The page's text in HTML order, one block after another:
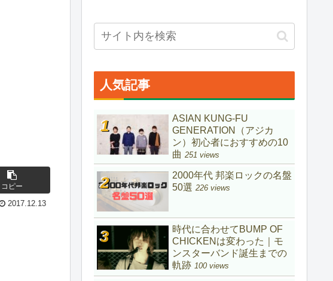
コピー
2017.12.13
人気記事
ASIAN KUNG-FU
GENERATION（アジカ
ン）初心者におすすめの10
曲 251 views
2000年代 邦楽ロックの名盤
50選 226 views
時代に合わせてBUMP OF
CHICKENは変わった｜モ
ンスターバンド誕生までの
軌跡 100 views